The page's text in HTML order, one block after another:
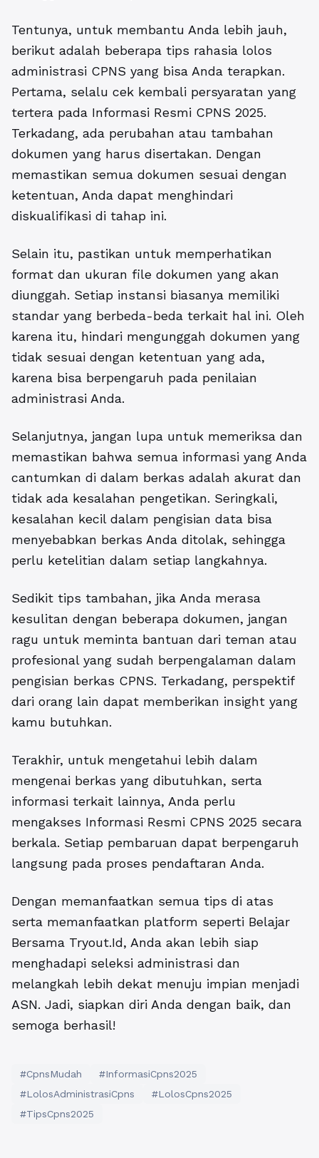
Tentunya, untuk membantu Anda lebih jauh,
berikut adalah beberapa tips rahasia lolos
administrasi CPNS yang bisa Anda terapkan.
Pertama, selalu cek kembali persyaratan yang
tertera pada Informasi Resmi CPNS 2025.
Terkadang, ada perubahan atau tambahan
dokumen yang harus disertakan. Dengan
memastikan semua dokumen sesuai dengan
ketentuan, Anda dapat menghindari
diskualifikasi di tahap ini.
Selain itu, pastikan untuk memperhatikan
format dan ukuran file dokumen yang akan
diunggah. Setiap instansi biasanya memiliki
standar yang berbeda-beda terkait hal ini. Oleh
karena itu, hindari mengunggah dokumen yang
tidak sesuai dengan ketentuan yang ada,
karena bisa berpengaruh pada penilaian
administrasi Anda.
Selanjutnya, jangan lupa untuk memeriksa dan
memastikan bahwa semua informasi yang Anda
cantumkan di dalam berkas adalah akurat dan
tidak ada kesalahan pengetikan. Seringkali,
kesalahan kecil dalam pengisian data bisa
menyebabkan berkas Anda ditolak, sehingga
perlu ketelitian dalam setiap langkahnya.
Sedikit tips tambahan, jika Anda merasa
kesulitan dengan beberapa dokumen, jangan
ragu untuk meminta bantuan dari teman atau
profesional yang sudah berpengalaman dalam
pengisian berkas CPNS. Terkadang, perspektif
dari orang lain dapat memberikan insight yang
kamu butuhkan.
Terakhir, untuk mengetahui lebih dalam
mengenai berkas yang dibutuhkan, serta
informasi terkait lainnya, Anda perlu
mengakses Informasi Resmi CPNS 2025 secara
berkala. Setiap pembaruan dapat berpengaruh
langsung pada proses pendaftaran Anda.
Dengan memanfaatkan semua tips di atas
serta memanfaatkan platform seperti Belajar
Bersama Tryout.Id, Anda akan lebih siap
menghadapi seleksi administrasi dan
melangkah lebih dekat menuju impian menjadi
ASN. Jadi, siapkan diri Anda dengan baik, dan
semoga berhasil!
#CpnsMudah
#InformasiCpns2025
#LolosAdministrasiCpns
#LolosCpns2025
#TipsCpns2025